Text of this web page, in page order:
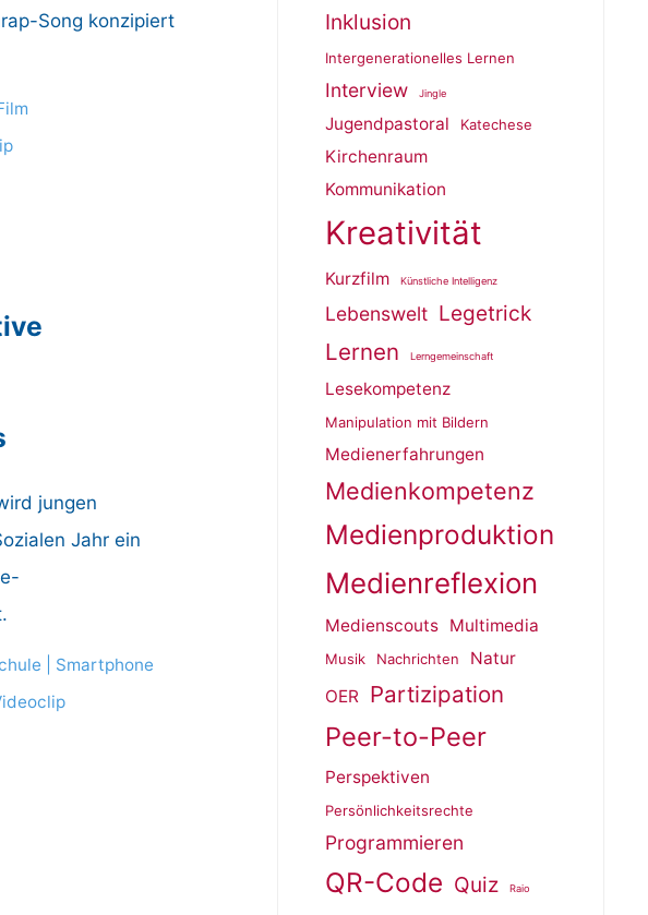
Song konzipiert
jungen
Jahr ein
Smartphone
Inklusion
Intergenerationelles Lernen
Interview Jingle
Jugendpastoral Katechese
Kirchenraum
Kommunikation
Kreativität
Kurzfilm Künstliche Intelligenz
Lebenswelt Legetrick
Lernen Lerngemeinschaft
Lesekompetenz
Manipulation mit Bildern
Medienerfahrungen
Medienkompetenz
Medienproduktion
Medienreflexion
Medienscouts Multimedia
Musik Nachrichten
Natur
OER
Partizipation
Peer-to-Peer
Perspektiven
Persönlichkeitsrechte
Programmieren
QR-Code Quiz Raio